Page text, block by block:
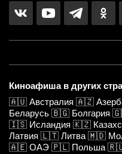
Киноафиша в других
🇦🇺 Австралия 🇦🇿
Беларусь 🇧🇬 Болгария
🇮🇸 Исландия 🇰🇿
Латвия 🇱🇹 Литва 🇲🇩
🇦🇪 ОАЭ 🇵🇱 Польша